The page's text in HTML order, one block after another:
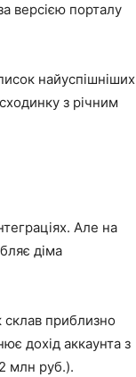
версією порталу
найуспішніших
з річним
Але на
діма
склав приблизно
дохід аккаунта з
млн руб.).